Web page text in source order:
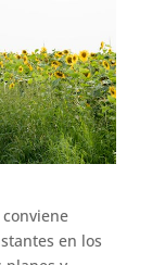
en los